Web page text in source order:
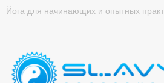
Йога для начинающих и опытных